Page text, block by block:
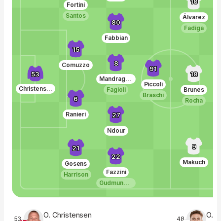
53
Christensen
Fortini
Santos
15
Comuzzo
6
Ranieri
21
Gosens
Harrison
80
Fabbian
8
Mandragora
Fagioli
27
Ndour
22
Fazzini
Gudmundsson
91
Piccoli
Braschi
Álvarez
Fadiga
18
Brunes
Rocha
9
Makuch
53 O. Christensen 48 O.